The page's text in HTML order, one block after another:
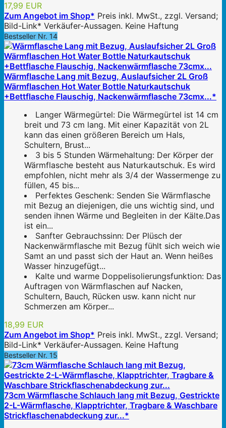
17,99 EUR
Zum Angebot im Shop* Preis inkl. MwSt., zzgl. Versand;
Bild-Link* Verkäufer-Aussagen. Keine Haftung
Bestseller Nr. 14
Wärmflasche Lang mit Bezug, Auslaufsicher 2L Groß
Wärmflaschen Hot Water Bottle Naturkautschuk
+Bettflasche Flauschig, Nackenwärmflasche 73cmx...*
Langer Wärmegürtel: Die Wärmegürtel ist 14 cm
breit und 73 cm lang. Mit einer Kapazität von 2L
kann das einen größeren Bereich um Hals,
Schultern, Brust...
3 bis 5 Stunden Wärmehaltung: Der Körper der
Wärmflasche besteht aus Naturkautschuk. Es wird
empfohlen, nicht mehr als 3/4 der Wassermenge zu
füllen, 45 bis...
Perfektes Geschenk: Senden Sie Wärmflasche
mit Bezug an diejenigen, die uns wichtig sind, und
senden ihnen Wärme und Begleiten in der Kälte.Das
ist ein...
Sanfter Gebrauchssinn: Der Plüsch der
Nackenwärmflasche mit Bezug fühlt sich weich wie
Samt an und passt sich der Haut an. Wenn heißes
Wasser hinzugefügt...
Kalte und warme Doppelisolierungsfunktion: Das
Auftragen von Wärmflaschen auf Nacken,
Schultern, Bauch, Rücken usw. kann nicht nur
Schmerzen am Körper...
18,99 EUR
Zum Angebot im Shop* Preis inkl. MwSt., zzgl. Versand;
Bild-Link* Verkäufer-Aussagen. Keine Haftung
Bestseller Nr. 15
73cm Wärmflasche Schlauch lang mit Bezug, Gestrickte
2-L-Wärmflasche, Klapptrichter, Tragbare & Waschbare
Strickflaschenabdeckung zur...*